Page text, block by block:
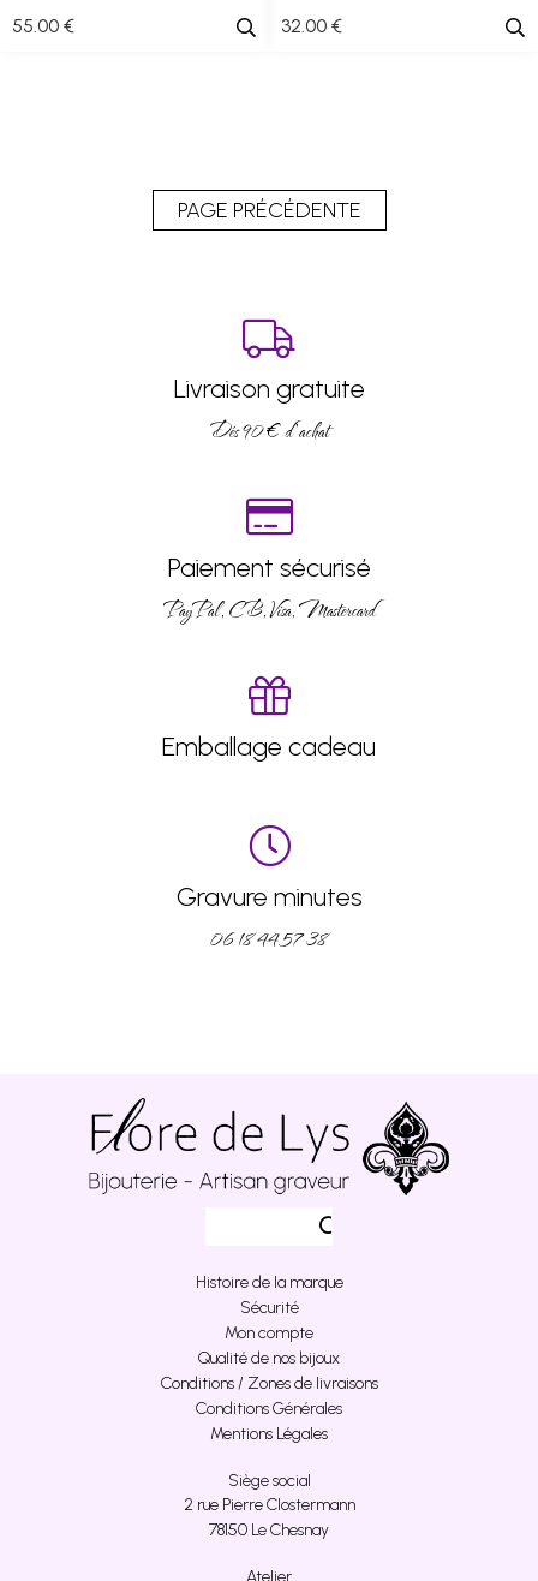
55.00 € 32.00 €
Livraison gratuite
Dés 90 € d’achat
Paiement sécurisé
PayPal, CB, Visa, Mastercard
Emballage cadeau
Gravure minutes
06 18 44 57 38
Histoire de la marque
Sécurité
Mon compte
Qualité de nos bijoux
Conditions / Zones de livraisons
Conditions Générales
Mentions Légales
Siège social
2 rue Pierre Clostermann
78150 Le Chesnay